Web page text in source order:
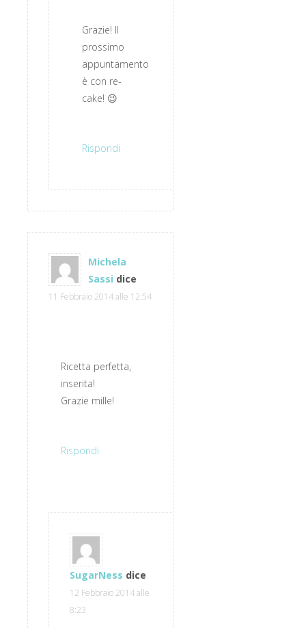
Grazie! Il
prossimo
appuntamento
è con re-
cake! 😉
Rispondi
Michela
Sassi dice
11 Febbraio 2014 alle 12:54
Ricetta perfetta,
inserita!
Grazie mille!
Rispondi
SugarNess dice
12 Febbraio 2014 alle
8:23